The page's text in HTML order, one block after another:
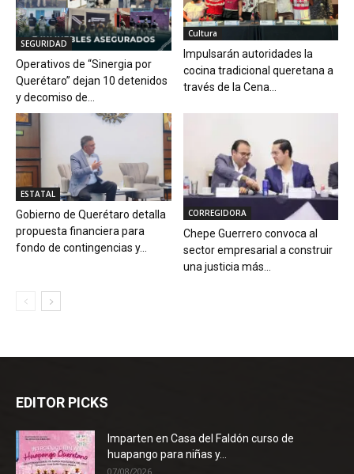
SEGURIDAD
Operativos de “Sinergia por
Querétaro” dejan 10 detenidos
y decomiso de...
Cultura
Impulsarán autoridades la
cocina tradicional queretana a
través de la Cena...
ESTATAL
Gobierno de Querétaro detalla
propuesta financiera para
fondo de contingencias y...
CORREGIDORA
Chepe Guerrero convoca al
sector empresarial a construir
una justicia más...
EDITOR PICKS
Imparten en Casa del Faldón curso de
huapango para niñas y...
07/08/2026